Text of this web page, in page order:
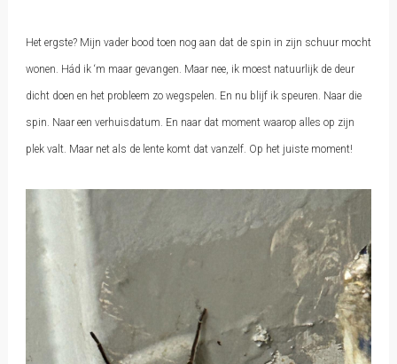
Het ergste? Mijn vader bood toen nog aan dat de spin in zijn schuur mocht
wonen. Hád ik ‘m maar gevangen. Maar nee, ik moest natuurlijk de deur
dicht doen en het probleem zo wegspelen. En nu blijf ik speuren. Naar die
spin. Naar een verhuisdatum. En naar dat moment waarop alles op zijn
plek valt. Maar net als de lente komt dat vanzelf. Op het juiste moment!